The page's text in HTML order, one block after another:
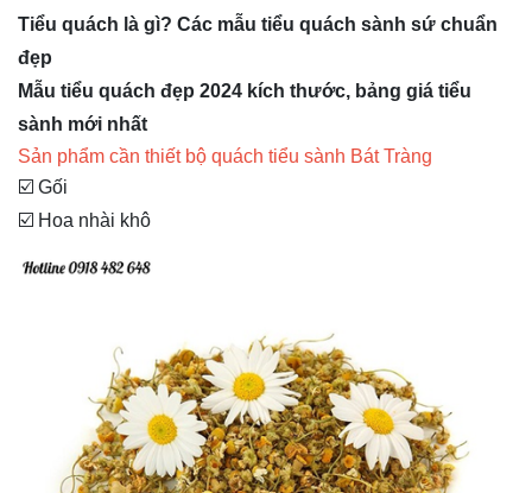
Tiểu quách là gì? Các mẫu tiểu quách sành sứ chuẩn
đẹp
Mẫu tiểu quách đẹp 2024 kích thước, bảng giá tiểu
sành mới nhất
Sản phẩm cần thiết bộ quách tiểu sành Bát Tràng
☑️ Gối
☑️ Hoa nhài khô